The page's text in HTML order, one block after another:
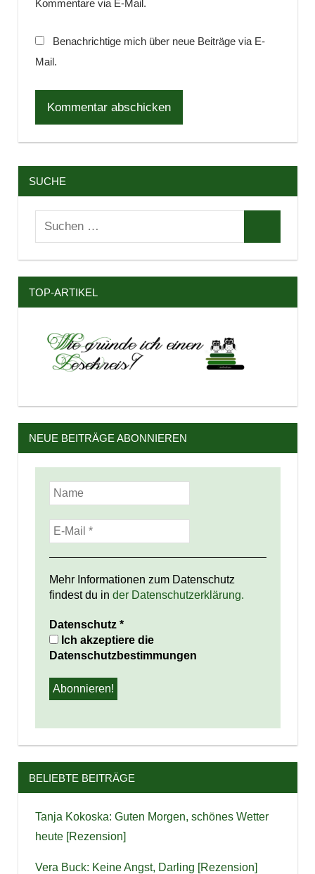
Kommentare via E-Mail.
Benachrichtige mich über neue Beiträge via E-
Mail.
SUCHE
Suchen
TOP-ARTIKEL
NEUE BEITRÄGE ABONNIEREN
Mehr Informationen zum Datenschutz
findest du in der Datenschutzerklärung.
Datenschutz *
Ich akzeptiere die
Datenschutzbestimmungen
BELIEBTE BEITRÄGE
Tanja Kokoska: Guten Morgen, schönes Wetter
heute [Rezension]
Vera Buck: Keine Angst, Darling [Rezension]